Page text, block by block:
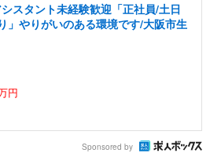
スタント未経験歓迎「正社員/土日
」やりがいのある環境です/大阪市生
円
Sponsored by